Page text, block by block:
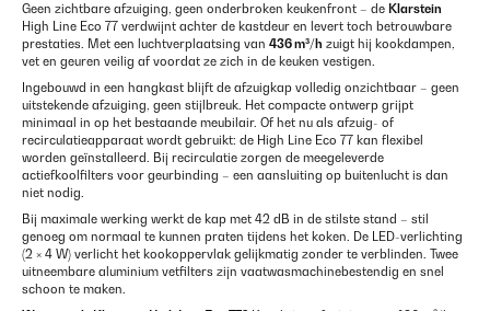
Geen zichtbare afzuiging, geen onderbroken keukenfront – de Klarstein
High Line Eco 77 verdwijnt achter de kastdeur en levert toch betrouwbare
prestaties. Met een luchtverplaatsing van 436 m³/h zuigt hij kookdampen,
vet en geuren veilig af voordat ze zich in de keuken vestigen.
Ingebouwd in een hangkast blijft de afzuigkap volledig onzichtbaar – geen
uitstekende afzuiging, geen stijlbreuk. Het compacte ontwerp grijpt
minimaal in op het bestaande meubilair. Of het nu als afzuig- of
recirculatieapparaat wordt gebruikt: de High Line Eco 77 kan flexibel
worden geïnstalleerd. Bij recirculatie zorgen de meegeleverde
actiefkoolfilters voor geurbinding – een aansluiting op buitenlucht is dan
niet nodig.
Bij maximale werking werkt de kap met 42 dB in de stilste stand – stil
genoeg om normaal te kunnen praten tijdens het koken. De LED-verlichting
(2 × 4 W) verlicht het kookoppervlak gelijkmatig zonder te verblinden. Twee
uitneembare aluminium vetfilters zijn vaatwasmachinebestendig en snel
schoon te maken.